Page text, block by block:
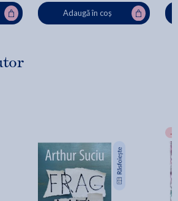
Adaugă în coș
-